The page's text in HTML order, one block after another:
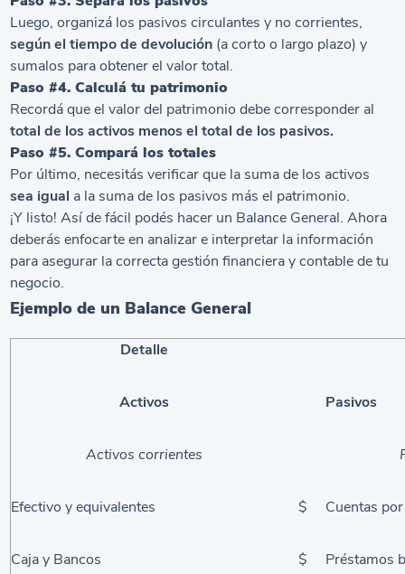
Luego, organizá los pasivos circulantes y no corrientes,
según el tiempo de devolución (a corto o largo plazo) y
sumalos para obtener el valor total.
Paso #4. Calculá tu patrimonio
Recordá que el valor del patrimonio debe corresponder al
total de los activos menos el total de los pasivos.
Paso #5. Compará los totales
Por último, necesitás verificar que la suma de los activos
sea igual a la suma de los pasivos más el patrimonio.
¡Y listo! Así de fácil podés hacer un Balance General. Ahora
deberás enfocarte en analizar e interpretar la información
para asegurar la correcta gestión financiera y contable de tu
negocio.
Ejemplo de un Balance General
Detalle
Activos Pasivos
Activos corrientes
Efectivo y equivalentes $ Cuentas
Caja y Bancos $ Préstamos